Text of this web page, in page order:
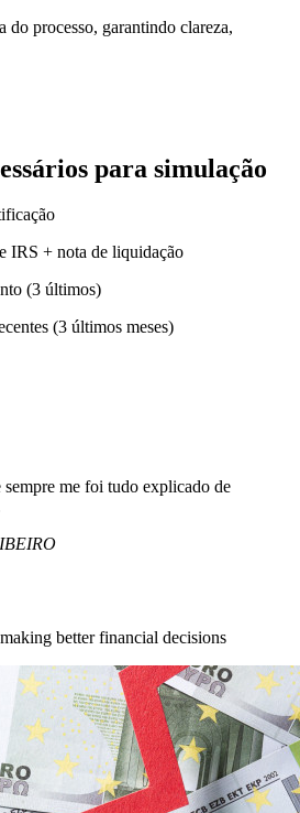
do processo, garantindo clareza,
para simulação
IRS + nota de liquidação
(3 últimos)
(3 últimos meses)
me foi tudo explicado de
better financial decisions